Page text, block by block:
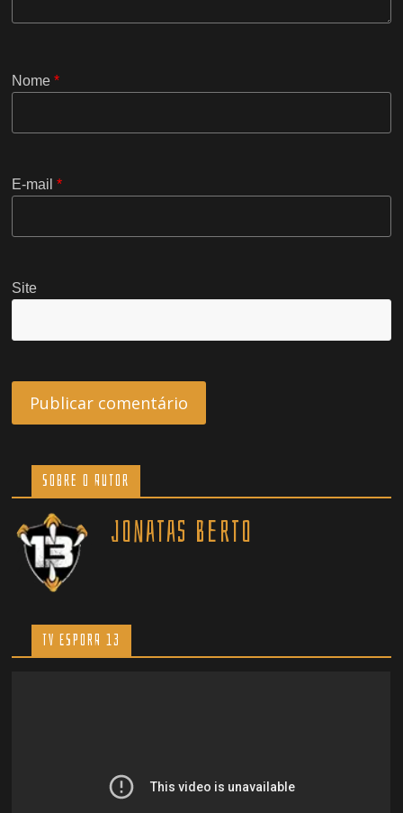
Nome*
E-mail*
Site
Sobre o Autor
Jonatas Berto
TV ESPORA 13